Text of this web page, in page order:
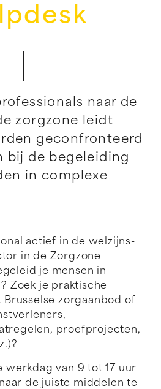
naar de
zorgzone leidt
geconfronteerd
bij de begeleiding
in complexe
actief in de welzijns-
in de Zorgzone
je mensen in
Zoek je praktische
zorgaanbod of
proefprojecten,
werkdag van 9 tot 17 uur
de juiste middelen te